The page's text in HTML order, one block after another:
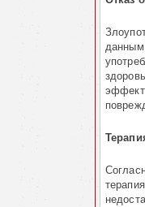
данным